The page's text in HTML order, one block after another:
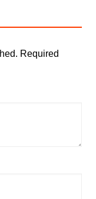
Required